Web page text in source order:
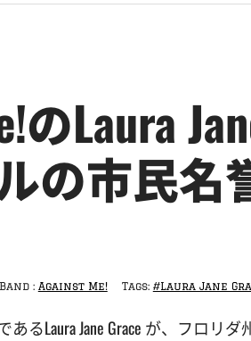
のLaura
の市民名
Band : Against Me! Tags: #Laura Jane
あるLaura Jane Grace が、フロリ